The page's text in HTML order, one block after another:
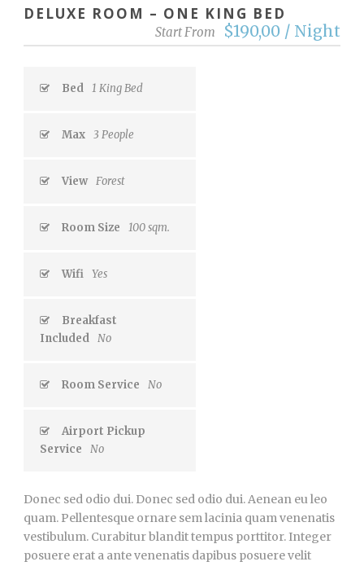
DELUXE ROOM – ONE KING BED
Start From $190,00 / Night
Bed 1 King Bed
Max 3 People
View Forest
Room Size 100 sqm.
Wifi Yes
Breakfast
Included No
Room Service No
Airport Pickup
Service
No
Donec sed odio dui. Donec sed odio dui. Aenean eu leo
quam. Pellentesque ornare sem lacinia quam venenatis
vestibulum. Curabitur blandit tempus porttitor. Integer
posuere erat a ante venenatis dapibus posuere velit